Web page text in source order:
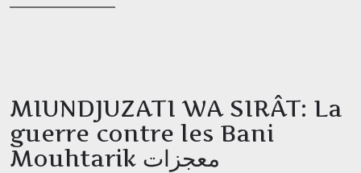
MIUNDJUZATI WA SIRÂT: La
guerre contre les Bani
Mouhtarik معجزات